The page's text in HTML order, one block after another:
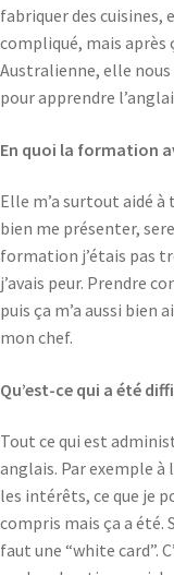
fabriquer des cuisines,
compliqué, mais après
Australienne, elle nous
pour apprendre
En quoi la formation
Elle m’a surtout aidé
bien me présenter,
formation j’étais pas
j’avais peur. Prendre
puis ça m’a aussi bien
mon chef.
Qu’est-ce qui a été
Tout ce qui est
anglais. Par exemple à
les intérêts, ce que je
compris mais ça a
faut une “white card”.